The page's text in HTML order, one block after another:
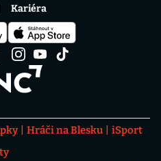
Hráči na Blesku
iSport
Kariéra